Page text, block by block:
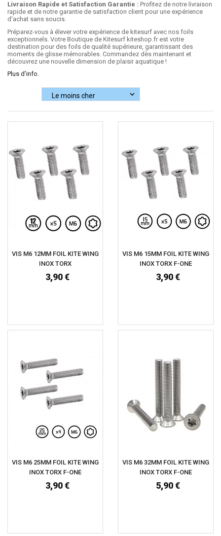
Livraison Rapide et Satisfaction Garantie : Profitez de notre livraison
rapide et de notre garantie de satisfaction client pour une expérience
d'achat sans soucis.
Préparez-vous à élever votre expérience de kitesurf avec nos foils
exceptionnels. Votre Boutique de Kitesurf kiteshop.fr est votre
destination pour des foils de qualité supérieure, garantissant des
moments de glisse mémorables. Commandez dès maintenant et
découvrez une nouvelle dimension de plaisir aquatique !
Plus d'info.
VIS M6 12MM FOIL KITE WING
INOX TORX
3,90 €
VIS M6 15MM FOIL KITE WING
INOX TORX F-ONE
3,90 €
VIS M6 25MM FOIL KITE WING
INOX TORX F-ONE
3,90 €
VIS M6 32MM FOIL KITE WING
INOX TORX F-ONE
5,90 €